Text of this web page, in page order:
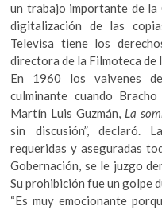
un trabajo importante de la
digitalización de las
Televisa tiene los
directora de la Filmoteca de
En 1960 los vaivenes
culminante cuando
Martín Luis Guzmán, La
sin discusión”, declaró.
requeridas y aseguradas
Gobernación, se le juzgo
Su prohibición fue un golpe
“Es muy emocionante